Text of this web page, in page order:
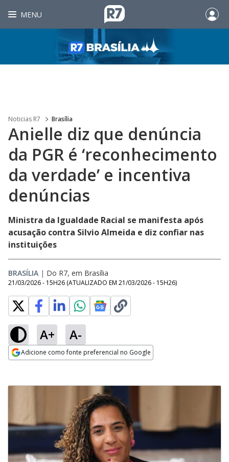
MENU
Noticias R7 Brasília
Anielle diz que denúncia
da PGR é ‘reconhecimento
da verdade’ e incentiva
denúncias
Ministra da Igualdade Racial se manifesta após
acusação contra Silvio Almeida e diz confiar nas
instituições
BRASÍLIA | Do R7, em Brasília
21/03/2026 - 15H26 (ATUALIZADO EM 21/03/2026 - 15H26)
A+ A-
Adicione como fonte preferencial no Google